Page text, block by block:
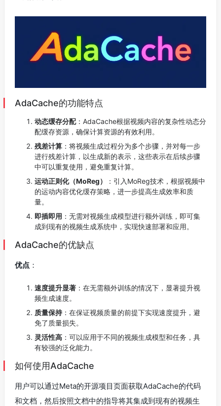
AdaCache的功能特点
动态缓存分配：AdaCache根据视频内容的复杂性动态分
配缓存资源，确保计算资源的有效利用。
残差计算 ：将视频生成过程分为多个步骤，并对每一步
进行残差计算，以生成新的表示，这些表示在后续步骤
中可以重复使用，避免重复计算。
运动正则化（MoReg）
：引入MoReg技术，根据视频中
的运动内容优化缓存策略，进一步提高生成效率和质
量。
即插即用 ：无需对视频生成模型进行额外训练，即可集
成到现有的视频生成系统中，实现快速部署和应用。
AdaCache的优缺点
优点 ：
速度提升显著 ：在无需额外训练的情况下，显著提升视
频生成速度。
质量保持 ：在保证视频质量的前提下实现速度提升，避
免了质量损失。
灵活性高 ：可以应用于不同的视频生成模型和任务，具
有较强的泛化能力。
如何使用AdaCache
用户可以通过Meta的开源项目页面获取AdaCache的代码
和文档，然后按照文档中的指导将其集成到现有的视频生